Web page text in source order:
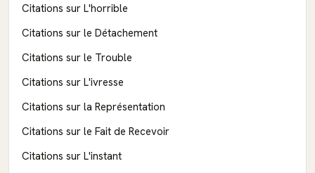
Citations sur L'horrible
Citations sur le Détachement
Citations sur le Trouble
Citations sur L'ivresse
Citations sur la Représentation
Citations sur le Fait de Recevoir
Citations sur L'instant